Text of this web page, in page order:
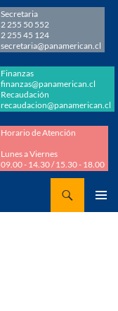
Secretaria
2 255 50 552
2 255 45 124
secretaria@panamerican.cl
Finanzas
finanzas@panamerican.cl
Recaudación
recaudacion@panamerican.cl
Horario de Atención
Lunes a Viernes
09.00 - 14.30 / 15.30 - 18.00